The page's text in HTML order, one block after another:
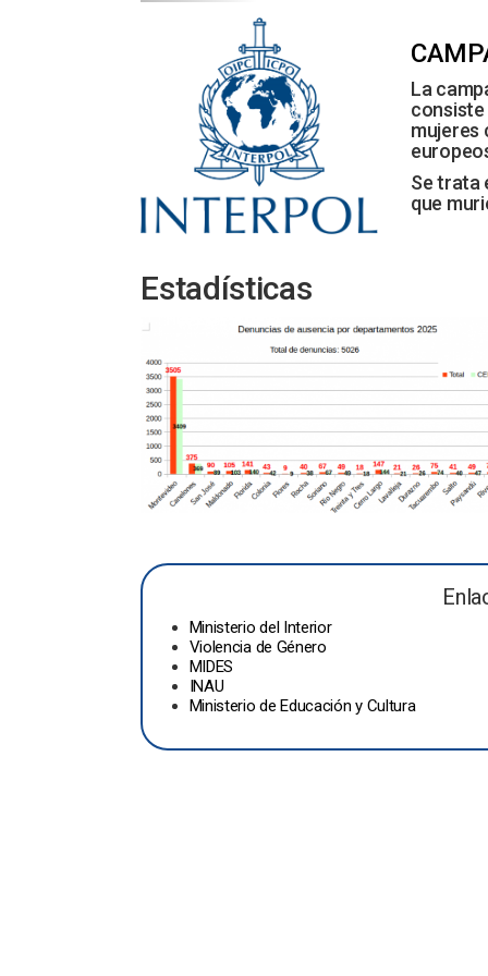
La
consiste
mujeres
Se trata
que
Estadísticas
Ministerio del Interior
Violencia de Género
MIDES
INAU
Ministerio de Educación y Cultura